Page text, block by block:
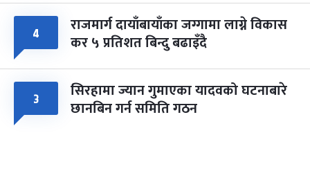
४ राजमार्ग दायाँबायाँका जग्गामा लाग्ने विकास
कर ५ प्रतिशत बिन्दु बढाइँदै
३ सिरहामा ज्यान गुमाएका यादवको घटनाबारे
छानबिन गर्न समिति गठन